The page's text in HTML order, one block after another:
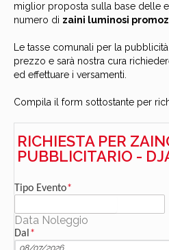
miglior proposta sulla base delle
numero di zaini luminosi
Le tasse comunali per la
prezzo e sarà nostra cura
ed effettuare i versamenti.
Compila il form sottostante per
RICHIESTA PER
PUBBLICITARIO -
Tipo Evento*
Data Noleggio
Dal*